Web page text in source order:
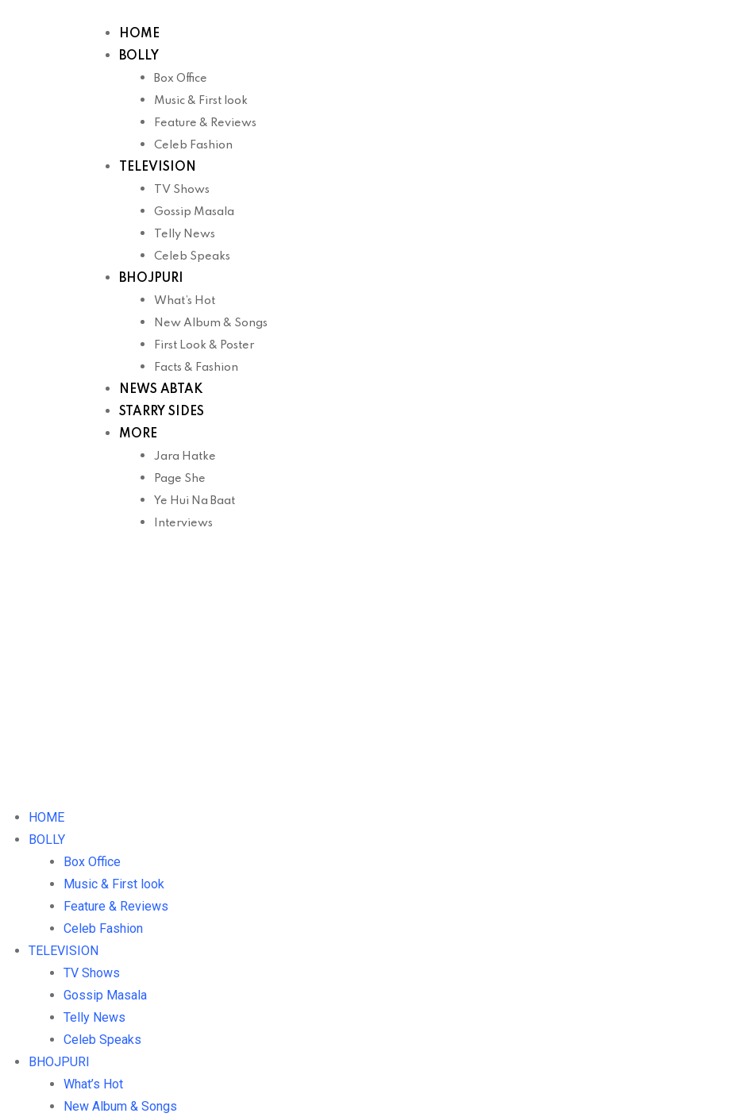
HOME
BOLLY
Box Office
Music & First look
Feature & Reviews
Celeb Fashion
TELEVISION
TV Shows
Gossip Masala
Telly News
Celeb Speaks
BHOJPURI
What’s Hot
New Album & Songs
First Look & Poster
Facts & Fashion
NEWS ABTAK
STARRY SIDES
MORE
Jara Hatke
Page She
Ye Hui Na Baat
Interviews
HOME
BOLLY
Box Office
Music & First look
Feature & Reviews
Celeb Fashion
TELEVISION
TV Shows
Gossip Masala
Telly News
Celeb Speaks
BHOJPURI
What’s Hot
New Album & Songs